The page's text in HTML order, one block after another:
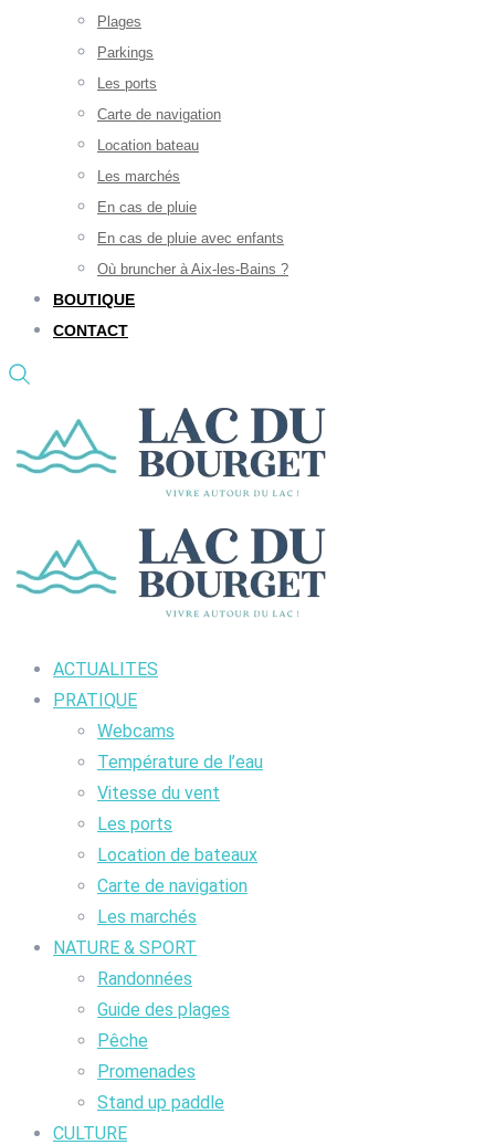
Plages
Parkings
Les ports
Carte de navigation
Location bateau
Les marchés
En cas de pluie
En cas de pluie avec enfants
Où bruncher à Aix-les-Bains ?
BOUTIQUE
CONTACT
ACTUALITES
PRATIQUE
Webcams
Température de l’eau
Vitesse du vent
Les ports
Location de bateaux
Carte de navigation
Les marchés
NATURE & SPORT
Randonnées
Guide des plages
Pêche
Promenades
Stand up paddle
CULTURE